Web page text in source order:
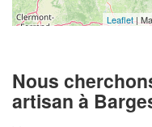
Leaflet|
Nous
artisan à